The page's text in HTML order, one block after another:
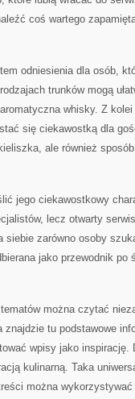
coś wartegо
odniesienia dla osób,
trunków mogą
whisky. Z kolei
się ciekawostką dla
ale również
jego ciekawostkowy
lecz otwarty
zarówno osoby
jako przewodnik po
można czytać
tu podstawowe
wpisy jako inspirację.
kulinarną. Taka
można